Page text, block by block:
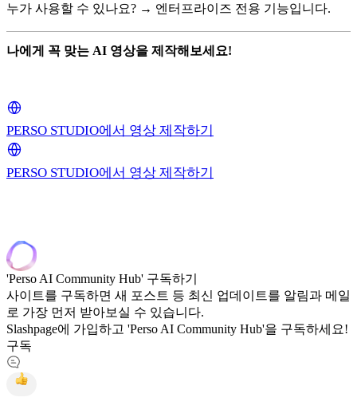
누가 사용할 수 있나요? → 엔터프라이즈 전용 기능입니다.
나에게 꼭 맞는 AI 영상을 제작해보세요!
PERSO STUDIO에서 영상 제작하기
PERSO STUDIO에서 영상 제작하기
'Perso AI Community Hub' 구독하기
사이트를 구독하면 새 포스트 등 최신 업데이트를 알림과 메일
로 가장 먼저 받아보실 수 있습니다.
Slashpage에 가입하고 'Perso AI Community Hub'을 구독하세요!
구독